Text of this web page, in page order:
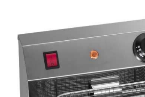
Консультация